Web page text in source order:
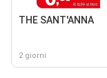
THE SANT'ANNA
2 giorni